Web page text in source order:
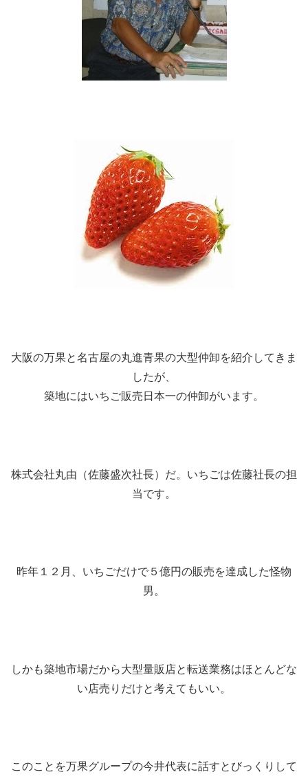
大阪の万果と名古屋の丸進青果の大型仲卸を紹介してきま
したが、
築地にはいちご販売日本一の仲卸がいます。
株式会社丸由（佐藤盛次社長）だ。いちごは佐藤社長の担
当です。
昨年１２月、いちごだけで５億円の販売を達成した怪物
男。
しかも築地市場だから大型量販店と転送業務はほとんどな
い店売りだけと考えてもいい。
このことを万果グループの今井代表に話すとびっくりして